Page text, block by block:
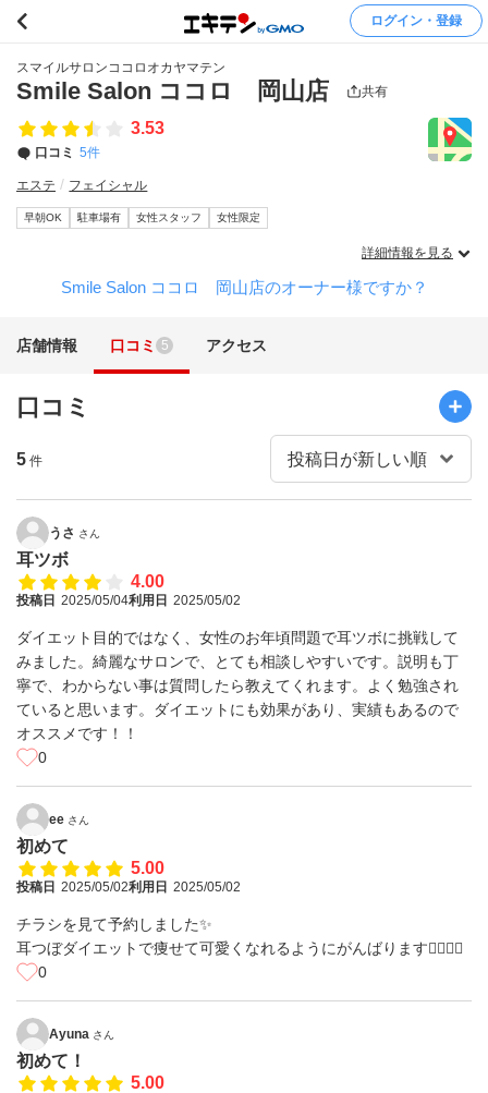
ログイン・登録
スマイルサロンココロオカヤマテン
Smile Salon ココロ 岡山店 共有
3.53
口コミ 5件
エステ フェイシャル
早朝OK 駐車場有 女性スタッフ 女性限定
詳細情報を見る
Smile Salon ココロ 岡山店のオーナー様ですか？
店舗情報 口コミ 5 アクセス
口コミ
5 件
うさ さん
耳ツボ
4.00
投稿日 2025/05/04利用日 2025/05/02
ダイエット目的ではなく、女性のお年頃問題で耳ツボに挑戦して
みました。綺麗なサロンで、とても相談しやすいです。説明も丁
寧で、わからない事は質問したら教えてくれます。よく勉強され
ていると思います。ダイエットにも効果があり、実績もあるので
オススメです！！
0
ee さん
初めて
5.00
投稿日 2025/05/02利用日 2025/05/02
チラシを見て予約しました✨️
耳つぼダイエットで痩せて可愛くなれるようにがんばります✊🏻❤️‍🔥
0
Ayuna さん
初めて！
5.00